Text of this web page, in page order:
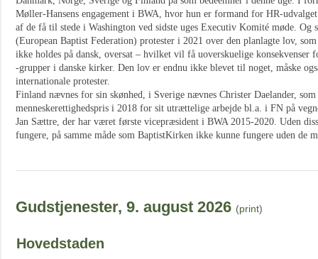
Møller-Hansens engagement i BWA, hvor hun er formand for HR-
af de få til stede i Washington ved sidste uges Executiv Komité møde. Og
(European Baptist Federation) protester i 2021 over den planlagte lov,
ikke holdes på dansk, oversat – hvilket vil få uoverskuelige konsekvenser
-grupper i danske kirker. Den lov er endnu ikke blevet til noget, måske
internationale protester.
Finland nævnes for sin skønhed, i Sverige nævnes Christer Daelander,
menneskerettighedspris i 2018 for sit utrættelige arbejde bl.a. i FN på
Jan Sættre, der har været første vicepræsident i BWA 2015-2020. Uden
fungere, på samme måde som BaptistKirken ikke kunne fungere uden de
Gudstjenester, 9. august 2026 (print)
Hovedstaden